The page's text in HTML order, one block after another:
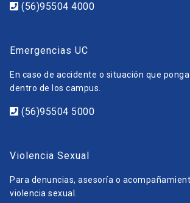
(56)95504 4000
Emergencias UC
En caso de accidente o situación que
dentro de los campus.
(56)95504 5000
Violencia Sexual
Para denuncias, asesoría o
violencia sexual.